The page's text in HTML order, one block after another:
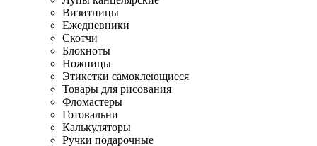
Визитницы
Ежедневники
Скотчи
Блокноты
Ножницы
Этикетки самоклеющиеся
Товары для рисования
Фломастеры
Готовальни
Калькуляторы
Ручки подарочные